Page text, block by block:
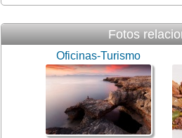
Fotos
Oficinas-Turismo